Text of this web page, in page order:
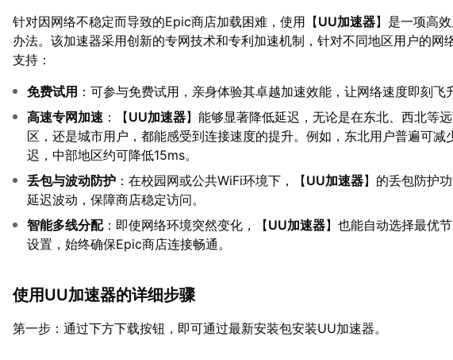
针对因网络不稳定而导致的Epic商店加载困难，使用【UU加速器】是一项高
办法。该加速器采用创新的专网技术和专利加速机制，针对不同地区用户的网
支持：
免费试用 ：可参与免费试用，亲身体验其卓越加速效能，让网络速度即刻飞
高速专网加速 ：【UU加速器】能够显著降低延迟，无论是在东北、西北等
区，还是城市用户，都能感受到连接速度的提升。例如，东北用户普遍可减
迟，中部地区约可降低15ms。
丢包与波动防护 ：在校园网或公共WiFi环境下，【UU加速器】的丢包防护
延迟波动，保障商店稳定访问。
智能多线分配：即使网络环境突然变化，【UU加速器】也能自动选择最优
设置，始终确保Epic商店连接畅通。
使用UU加速器的详细步骤
第一步：通过下方下载按钮，即可通过最新安装包安装UU加速器。